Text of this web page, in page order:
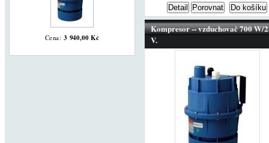
Cena:3 940,00 Kč
Kompresor -- vzduchovač 700 W/
V.